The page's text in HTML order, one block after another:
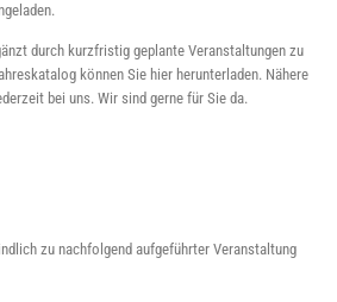
durch kurzfristig geplante Veranstaltungen zu
können Sie hier herunterladen. Nähere
bei uns. Wir sind gerne für Sie da.
zu nachfolgend aufgeführter Veranstaltung